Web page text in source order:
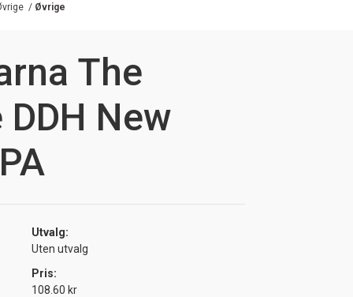
/ Øvrige
The
New
Utvalg:
Uten utvalg
Pris:
108.60 kr